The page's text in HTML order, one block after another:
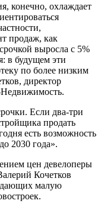
конечно, охлаждает
продаж, как
выросла с 5%
в будущем эти
по более низким
директор
Если два-три
продать
есть возможность
2030 года».
цен девелоперы
Кочетков
малую